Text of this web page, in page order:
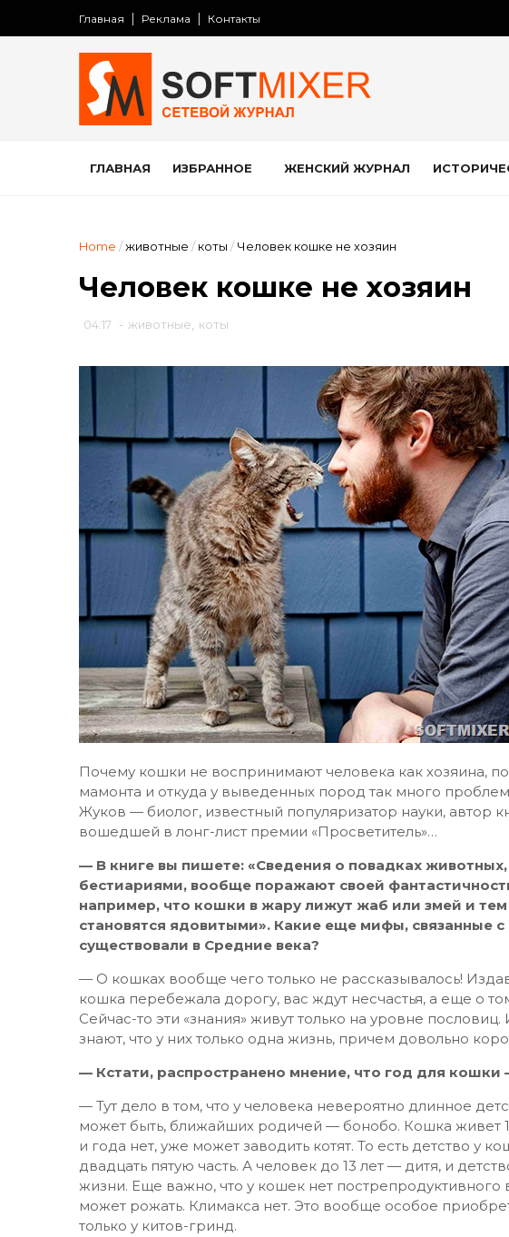
Главная Реклама Контакты
ГЛАВНАЯ ИЗБРАННОЕ ЖЕНСКИЙ ЖУРНАЛ
Home /животные / коты / Человек кошке не хозяин
Человек кошке не хозяин
04:17 - животные коты
Почему кошки не воспринимают человека как хозяина,
мамонта и откуда у выведенных пород так много
Жуков — биолог, известный популяризатор науки, автор
вошедшей в лонг-лист премии «Просветитель»…
— В книге вы пишете: «Сведения о повадках
бестиариями, вообще поражают своей
например, что кошки в жару лижут жаб или змей и
становятся ядовитыми». Какие еще мифы, связанные
существовали в Средние века?
— О кошках вообще чего только не рассказывалось!
кошка перебежала дорогу, вас ждут несчастья, а еще о
Сейчас-то эти «знания» живут только на уровне
знают, что у них только одна жизнь, причем довольно
— Кстати, распространено мнение, что год для кошки
— Тут дело в том, что у человека невероятно длинное
может быть, ближайших родичей — бонобо. Кошка живет
и года нет, уже может заводить котят. То есть детство у
двадцать пятую часть. А человек до 13 лет — дитя, и
жизни. Еще важно, что у кошек нет пострепродуктивного
может рожать. Климакса нет. Это вообще особое
только у китов-гринд.